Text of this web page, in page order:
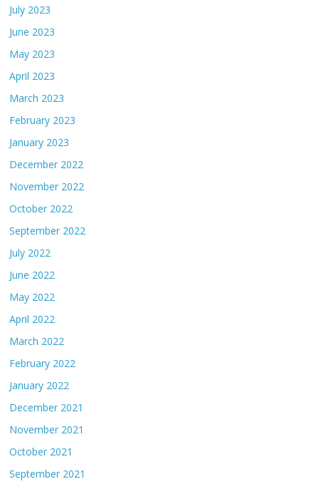
July 2023
June 2023
May 2023
April 2023
March 2023
February 2023
January 2023
December 2022
November 2022
October 2022
September 2022
July 2022
June 2022
May 2022
April 2022
March 2022
February 2022
January 2022
December 2021
November 2021
October 2021
September 2021